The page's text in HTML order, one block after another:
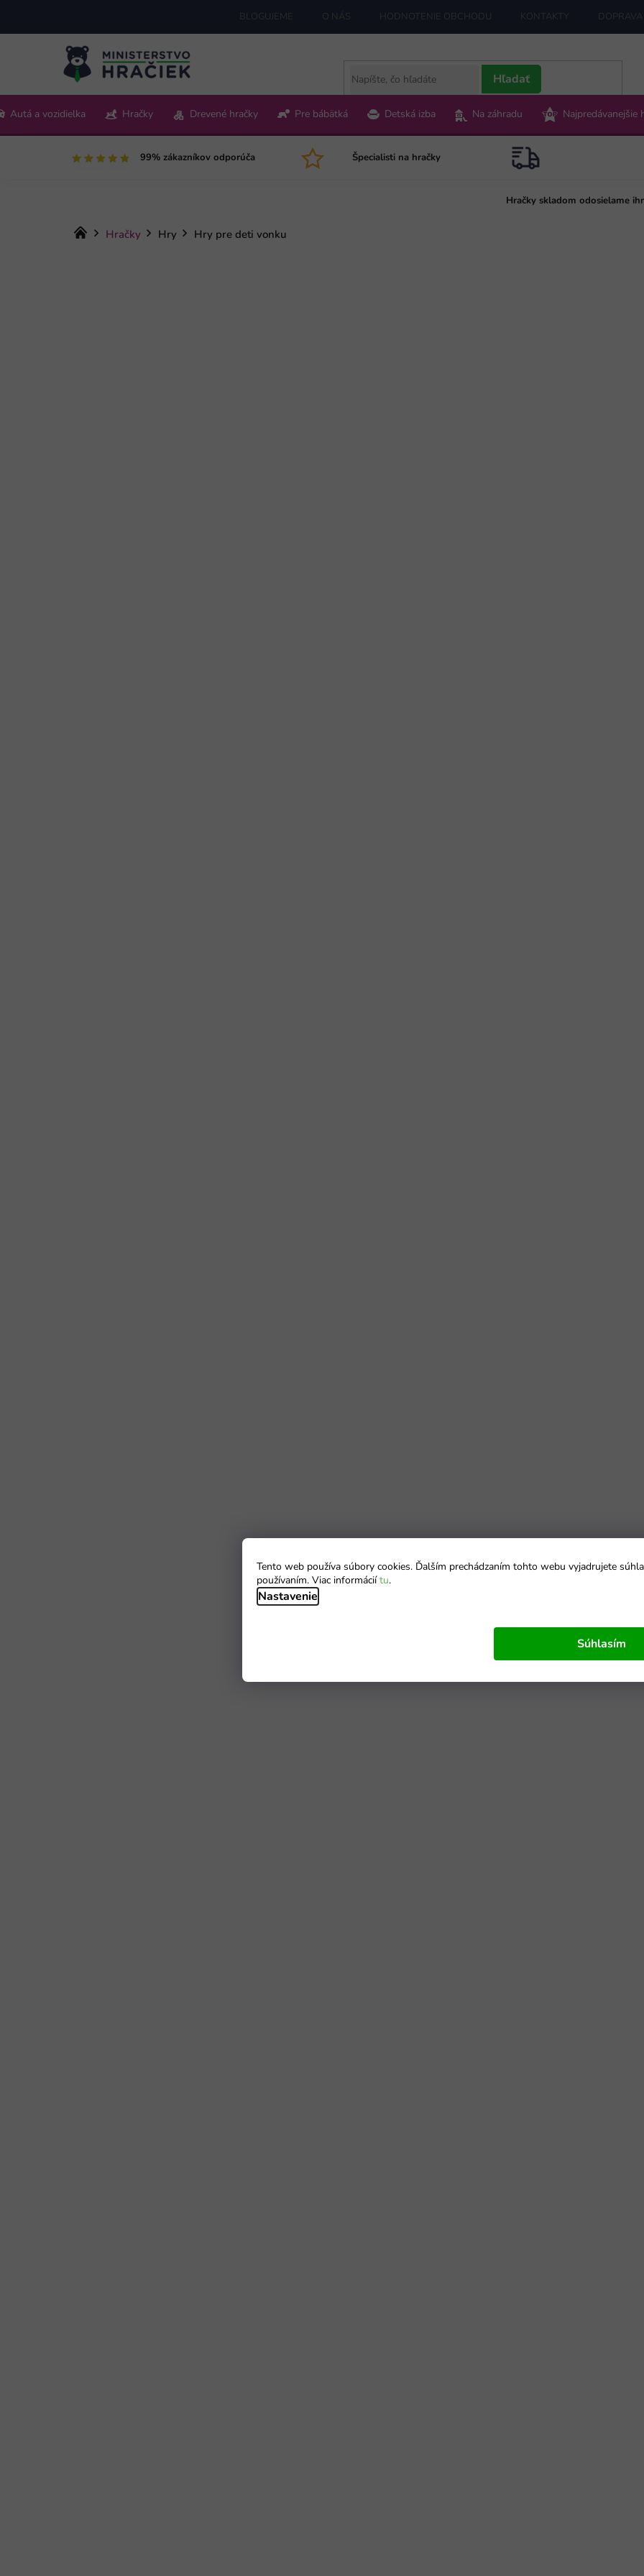
Tento web používa súbory cookies. Ďalším prechádzaním tohto webu vyjadrujete
používaním. Viac informáciítu.
Nastavenie
Súhlasím
obsah
BLOGUJEME O NÁS HODNOTENIE OBCHODU KONTAKTY
Pon-Pia 9:00-15:00
Hľadať
Autá a vozidielka Hračky Drevené hračky Pre bábätká Detská izba Na záhradu Najpredávanejšie
99% zákazníkov odporúča Špecialisti na hračky
Hračky skladom odosielame
Domov
Hračky Hry Hry pre deti vonku